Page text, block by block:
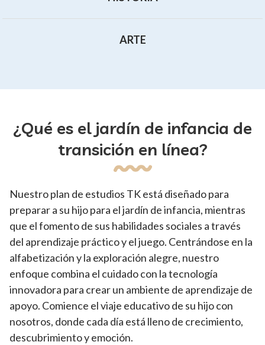
ARTE
¿Qué es el jardín de infancia de
transición en línea?
Nuestro plan de estudios TK está diseñado para
preparar a su hijo para el jardín de infancia, mientras
que el fomento de sus habilidades sociales a través
del aprendizaje práctico y el juego. Centrándose en la
alfabetización y la exploración alegre, nuestro
enfoque combina el cuidado con la tecnología
innovadora para crear un ambiente de aprendizaje de
apoyo. Comience el viaje educativo de su hijo con
nosotros, donde cada día está lleno de crecimiento,
descubrimiento y emoción.